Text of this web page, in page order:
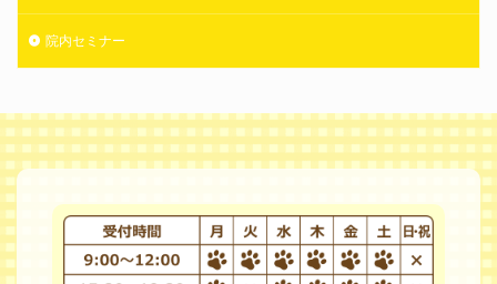
院内セミナー